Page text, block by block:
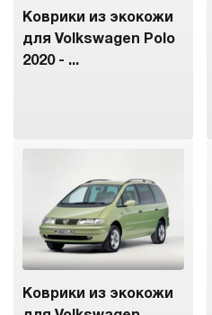
Коврики из экокожи
для Volkswagen Polo
2020 - ...
Коврики из экокожи